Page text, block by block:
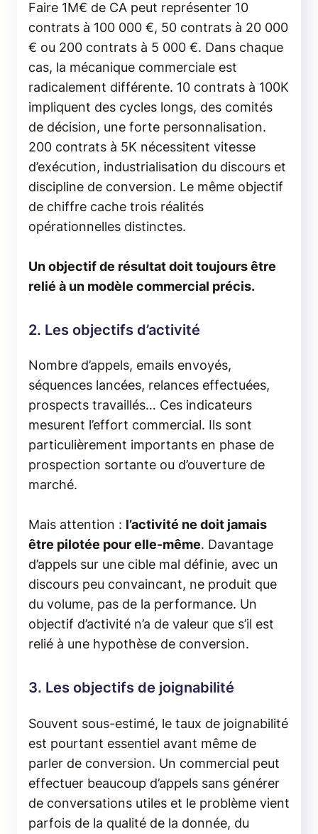
Faire 1M€ de CA peut représenter 10
contrats à 100 000 €, 50 contrats à 20 000
€ ou 200 contrats à 5 000 €. Dans chaque
cas, la mécanique commerciale est
radicalement différente. 10 contrats à 100K
impliquent des cycles longs, des comités
de décision, une forte personnalisation.
200 contrats à 5K nécessitent vitesse
d’exécution, industrialisation du discours et
discipline de conversion. Le même objectif
de chiffre cache trois réalités
opérationnelles distinctes.
Un objectif de résultat doit toujours être
relié à un modèle commercial précis.
2. Les objectifs d’activité
Nombre d’appels, emails envoyés,
séquences lancées, relances effectuées,
prospects travaillés… Ces indicateurs
mesurent l’effort commercial. Ils sont
particulièrement importants en phase de
prospection sortante ou d’ouverture de
marché.
Mais attention : l’activité ne doit jamais
être pilotée pour elle-même. Davantage
d’appels sur une cible mal définie, avec un
discours peu convaincant, ne produit que
du volume, pas de la performance. Un
objectif d’activité n’a de valeur que s’il est
relié à une hypothèse de conversion.
3. Les objectifs de joignabilité
Souvent sous-estimé, le taux de joignabilité
est pourtant essentiel avant même de
parler de conversion. Un commercial peut
effectuer beaucoup d’appels sans générer
de conversations utiles et le problème vient
parfois de la qualité de la donnée, du